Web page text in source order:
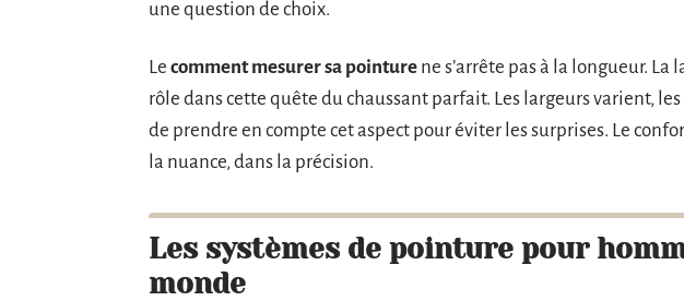
une question de choix.
Le comment mesurer sa pointure ne s’arrête pas à la longueur.
rôle dans cette quête du chaussant parfait. Les largeurs varient,
de prendre en compte cet aspect pour éviter les surprises. Le
la nuance, dans la précision.
Les systèmes de pointure pour
monde